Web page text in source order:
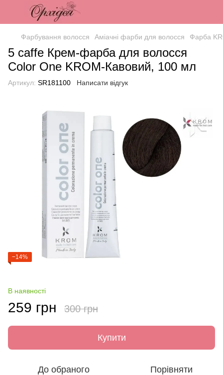
Фарбування волосся Аміачні фарби для волосся Фарба
5 caffe Крем-фарба для волосся
Color One KROM-Кавовий, 100 мл
Артикул: SR181100 Написати відгук
−14%
В наявності
259 грн 300 грн
Купити
До обраного Порівняти